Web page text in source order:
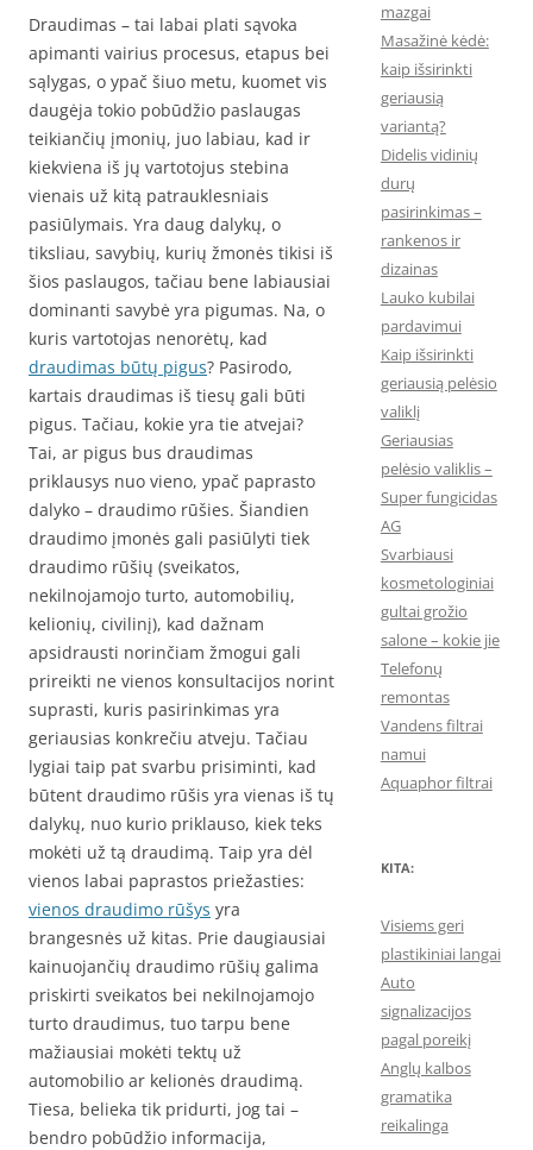
Draudimas – tai labai plati sąvoka
apimanti vairius procesus, etapus bei
sąlygas, o ypač šiuo metu, kuomet vis
daugėja tokio pobūdžio paslaugas
teikiančių įmonių, juo labiau, kad ir
kiekviena iš jų vartotojus stebina
vienais už kitą patrauklesniais
pasiūlymais. Yra daug dalykų, o
tiksliau, savybių, kurių žmonės tikisi iš
šios paslaugos, tačiau bene labiausiai
dominanti savybė yra pigumas. Na, o
kuris vartotojas nenorėtų, kad
draudimas būtų pigus? Pasirodo,
kartais draudimas iš tiesų gali būti
pigus. Tačiau, kokie yra tie atvejai?
Tai, ar pigus bus draudimas
priklausys nuo vieno, ypač paprasto
dalyko – draudimo rūšies. Šiandien
draudimo įmonės gali pasiūlyti tiek
draudimo rūšių (sveikatos,
nekilnojamojo turto, automobilių,
kelionių, civilinį), kad dažnam
apsidrausti norinčiam žmogui gali
prireikti ne vienos konsultacijos norint
suprasti, kuris pasirinkimas yra
geriausias konkrečiu atveju. Tačiau
lygiai taip pat svarbu prisiminti, kad
būtent draudimo rūšis yra vienas iš tų
dalykų, nuo kurio priklauso, kiek teks
mokėti už tą draudimą. Taip yra dėl
vienos labai paprastos priežasties:
vienos draudimo rūšys yra
brangesnės už kitas. Prie daugiausiai
kainuojančių draudimo rūšių galima
priskirti sveikatos bei nekilnojamojo
turto draudimus, tuo tarpu bene
mažiausiai mokėti tektų už
automobilio ar kelionės draudimą.
Tiesa, belieka tik pridurti, jog tai –
bendro pobūdžio informacija,
mazgai
Masažinė kėdė:
kaip išsirinkti
geriausią
variantą?
Didelis vidinių
durų
pasirinkimas –
rankenos ir
dizainas
Lauko kubilai
pardavimui
Kaip išsirinkti
geriausią pelėsio
valiklį
Geriausias
pelėsio valiklis –
Super fungicidas
AG
Svarbiausi
kosmetologiniai
gultai grožio
salone – kokie jie
Telefonų
remontas
Vandens filtrai
namui
Aquaphor filtrai
KITA:
Visiems geri
plastikiniai langai
Auto
signalizacijos
pagal poreikį
Anglų kalbos
gramatika
reikalinga